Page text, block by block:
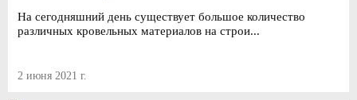
На сегодняшний день существует большое количество
различных кровельных материалов на строи...
2 июня 2021 г.